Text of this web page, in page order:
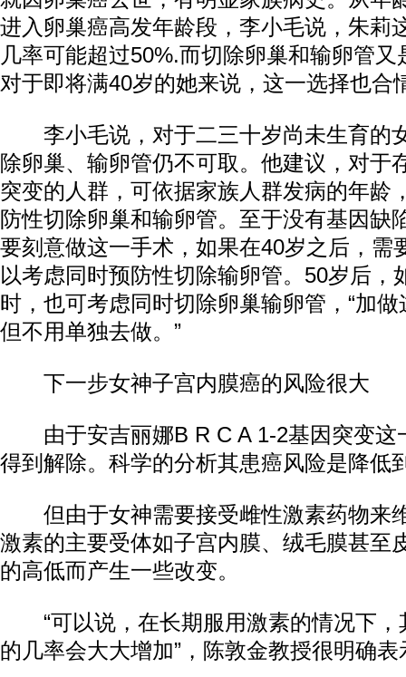
进入卵巢癌高发年龄段，李小毛说，朱莉
几率可能超过50%.而切除卵巢和输卵管又
对于即将满40岁的她来说，这一选择也合
李小毛说，对于二三十岁尚未生育的
除卵巢、输卵管仍不可取。他建议，对于
突变的人群，可依据家族人群发病的年龄
防性切除卵巢和输卵管。至于没有基因缺
要刻意做这一手术，如果在40岁之后，需
以考虑同时预防性切除输卵管。50岁后，
时，也可考虑同时切除卵巢输卵管，“加
但不用单独去做。”
下一步女神子宫内膜癌的风险很大
由于安吉丽娜B R C A 1-2基因突变这
得到解除。科学的分析其患癌风险是降低
但由于女神需要接受雌性激素药物来
激素的主要受体如子宫内膜、绒毛膜甚至
的高低而产生一些改变。
“可以说，在长期服用激素的情况下，
的几率会大大增加”，陈敦金教授很明确表